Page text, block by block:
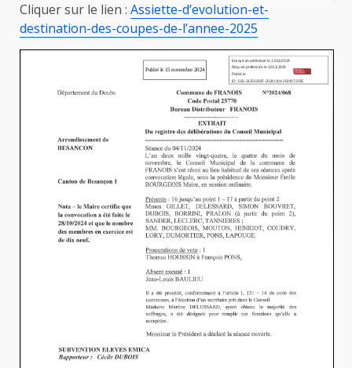
Cliquer sur le lien : Assiette-d’evolution-et-
destination-des-coupes-de-l’annee-2025